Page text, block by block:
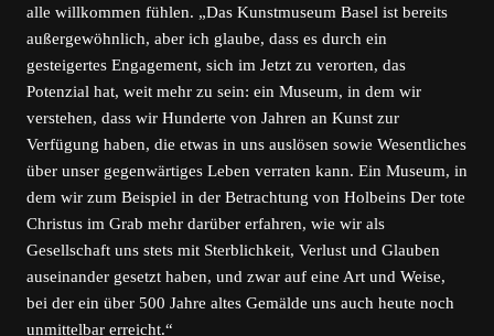
alle willkommen fühlen. „Das Kunstmuseum Basel ist bereits
außergewöhnlich, aber ich glaube, dass es durch ein
gesteigertes Engagement, sich im Jetzt zu verorten, das
Potenzial hat, weit mehr zu sein: ein Museum, in dem wir
verstehen, dass wir Hunderte von Jahren an Kunst zur
Verfügung haben, die etwas in uns auslösen sowie Wesentliches
über unser gegenwärtiges Leben verraten kann. Ein Museum, in
dem wir zum Beispiel in der Betrachtung von Holbeins Der tote
Christus im Grab mehr darüber erfahren, wie wir als
Gesellschaft uns stets mit Sterblichkeit, Verlust und Glauben
auseinander gesetzt haben, und zwar auf eine Art und Weise,
bei der ein über 500 Jahre altes Gemälde uns auch heute noch
unmittelbar erreicht.“